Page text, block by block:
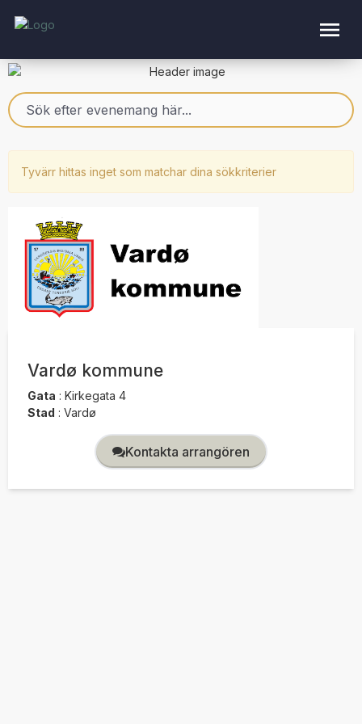
Tyvärr hittas inget som matchar dina sökkriterier
Vardø kommune
Gata : Kirkegata 4
Stad : Vardø
Kontakta arrangören